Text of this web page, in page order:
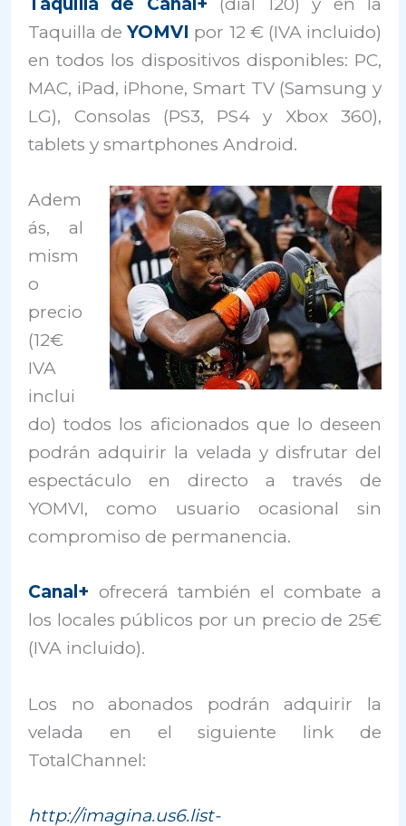
Taquilla deYOMVI por 12 € (IVA incluido)
en todos los dispositivos disponibles: PC,
MAC, iPad, iPhone, Smart TV (Samsung y
LG), Consolas (PS3, PS4 y Xbox 360),
tablets y smartphones Android.
Adem
ás, al
mism
o
precio
(12€
IVA
inclui
do) todos los aficionados que lo deseen
podrán adquirir la velada y disfrutar del
espectáculo en directo a través de
YOMVI, como usuario ocasional sin
compromiso de permanencia.
Canal+ ofrecerá también el combate a
los locales públicos por un precio de 25€
(IVA incluido).
Los no abonados podrán adquirir la
velada en el siguiente link de
TotalChannel:
http://imagina.us6.list-